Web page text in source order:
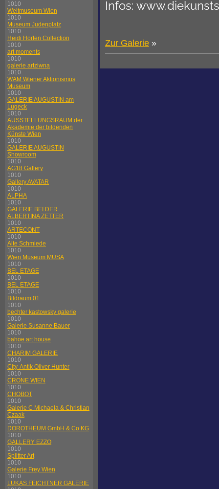
1010
Weltmuseum Wien
1010
Museum Judenplatz
1010
Heidi Horten Collection
1010
art moments
1010
galerie artziwna
1010
WAM Wiener Aktionismus
Museum
1010
GALERIE AUGUSTIN am
Lugeck
1010
AUSSTELLUNGSRAUM der
Akademie der bildenden
Künste Wien
1010
GALERIE AUGUSTIN
Showroom
1010
AG18 Gallery
1010
Gallery AVATAR
1010
ALPHA
1010
GALERIE BEI DER
ALBERTINA ZETTER
1010
ARTECONT
1010
Alte Schmiede
1010
Wien Museum MUSA
1010
BEL ETAGE
1010
BEL ETAGE
1010
Bildraum 01
1010
bechter kastowsky galerie
1010
Galerie Susanne Bauer
1010
bahoe art house
1010
CHARIM GALERIE
1010
City-Antik Oliver Hunter
1010
CRONE WIEN
1010
CHOBOT
1010
Galerie C Michaela & Christian
Czaak
1010
DOROTHEUM GmbH & Co KG
1010
GALLERY EZZO
1010
Splitter Art
1010
Galerie Frey Wien
1010
LUKAS FEICHTNER GALERIE
Infos:
Zur Galerie »